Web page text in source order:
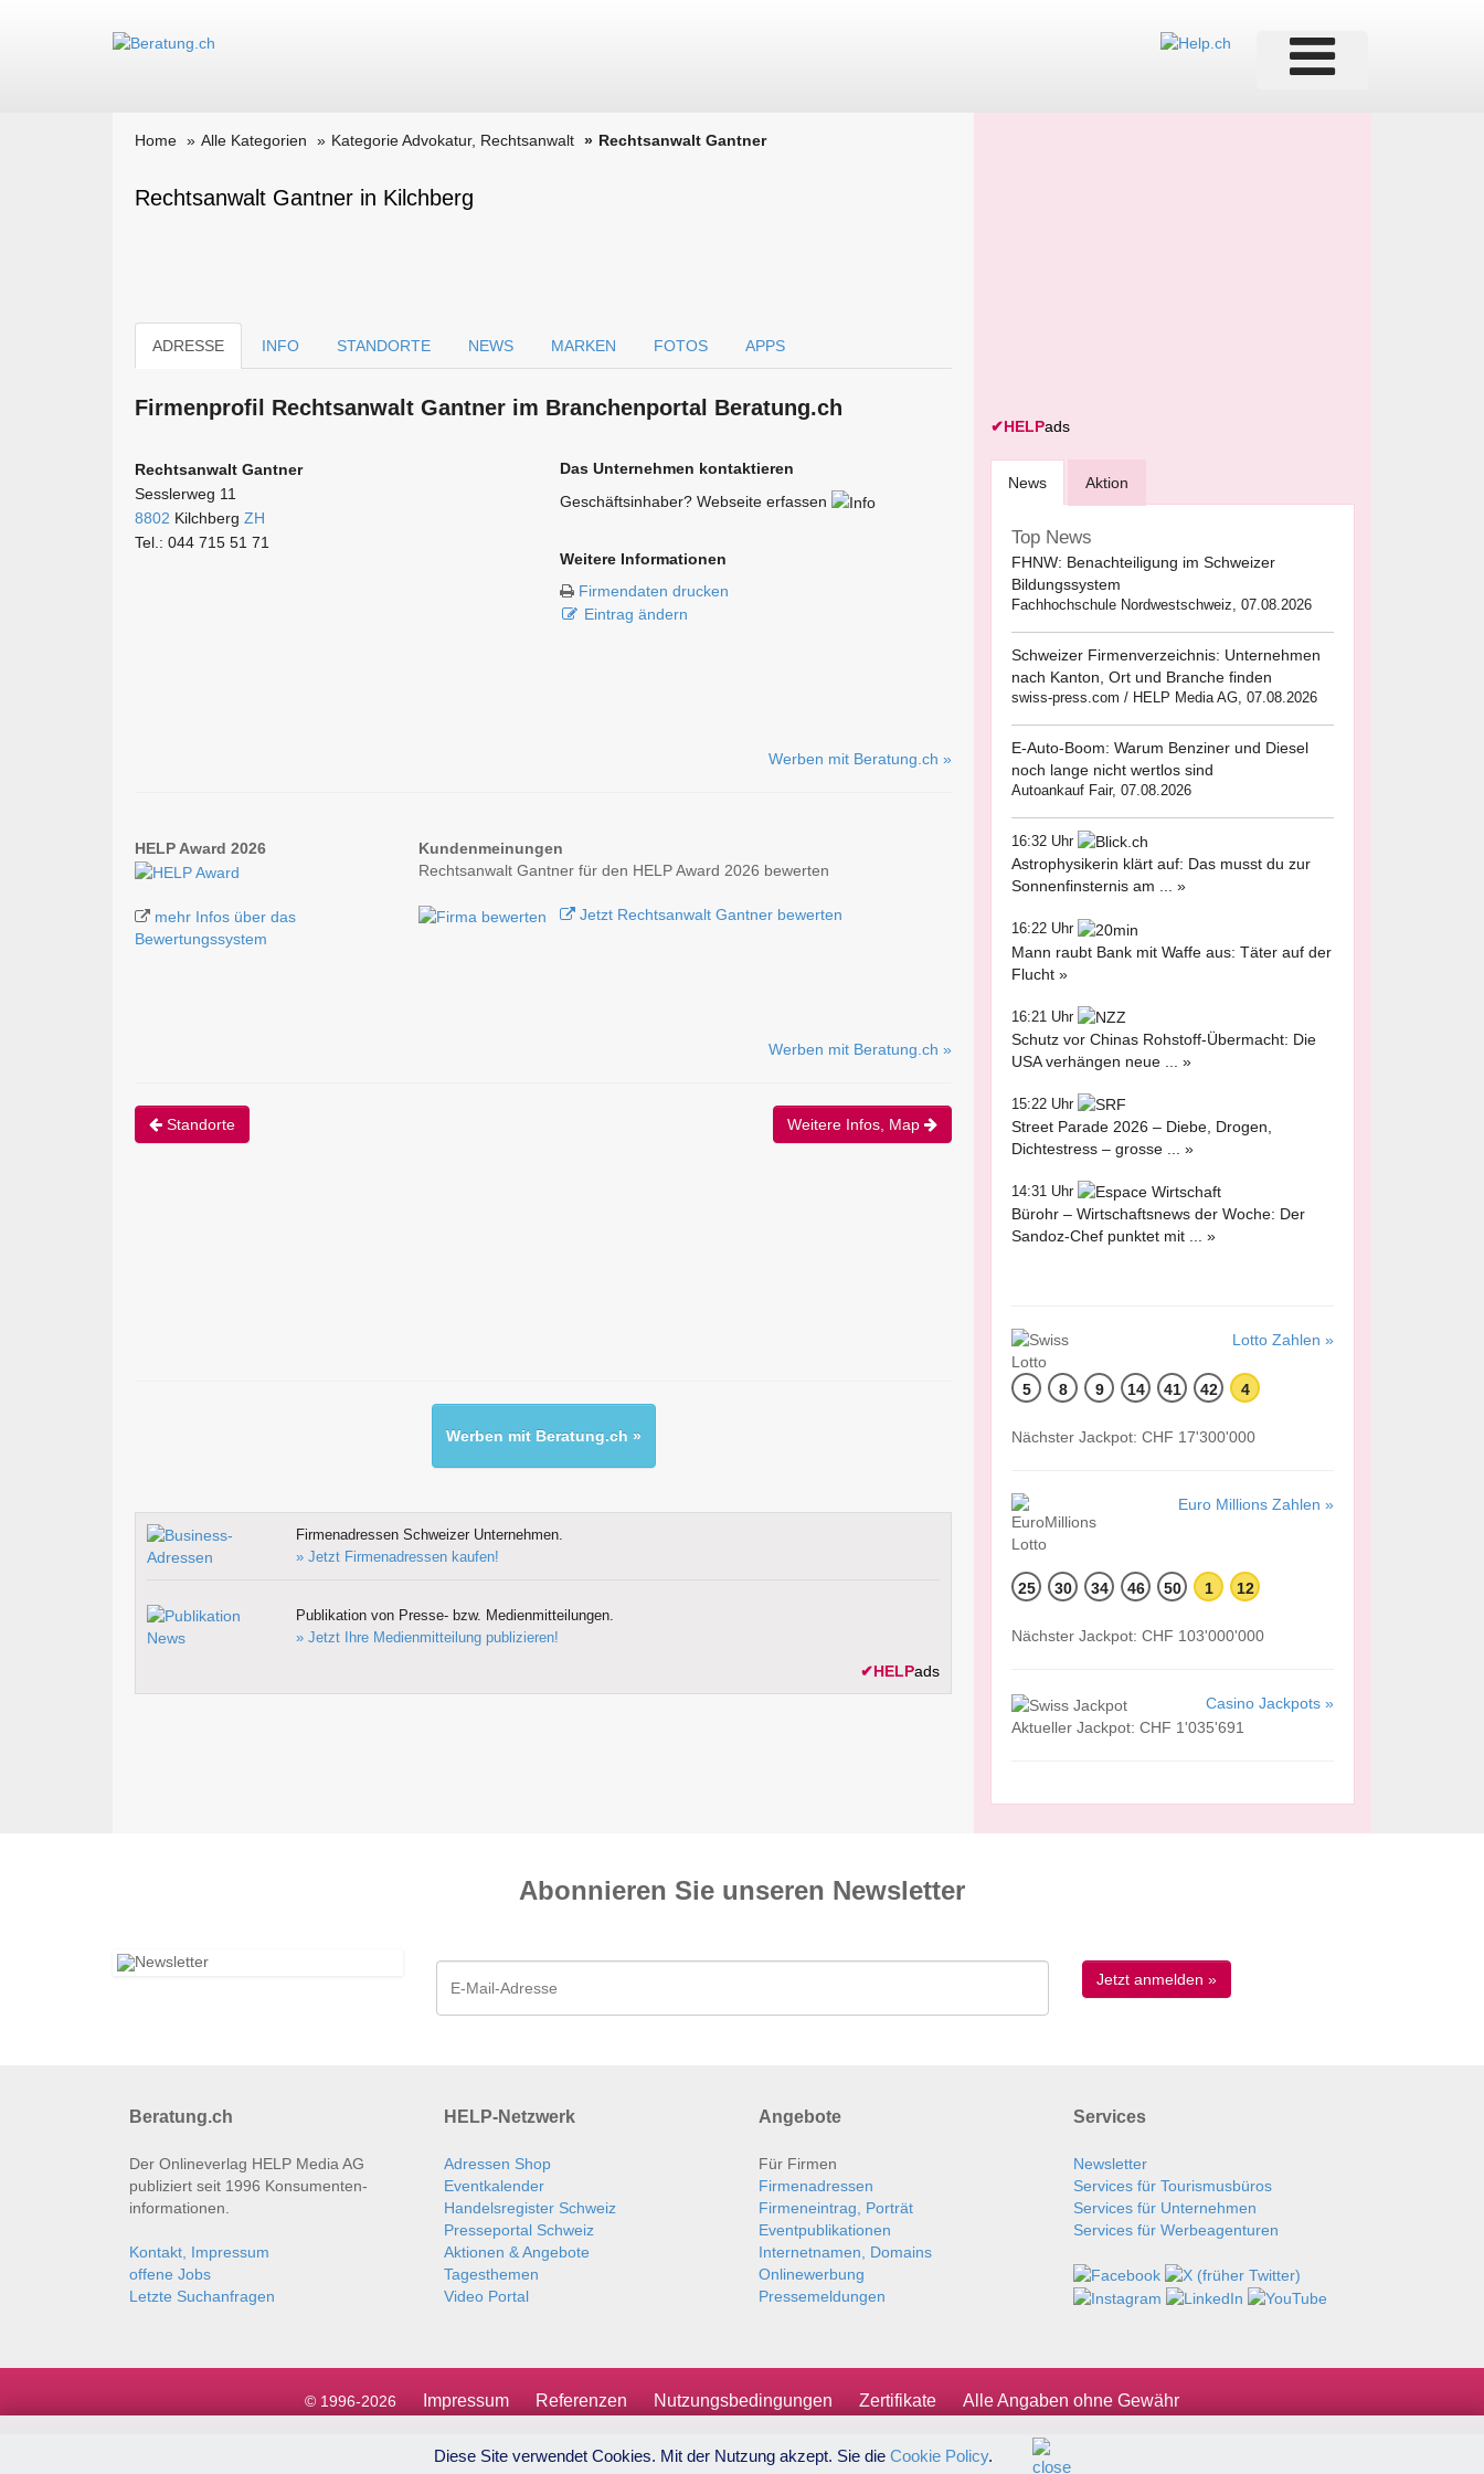
Home Alle Kategorien Kategorie Advokatur, Rechtsanwalt Rechtsanwalt Gantner
Rechtsanwalt Gantner in Kilchberg
ADRESSE INFO STANDORTE NEWS MARKEN FOTOS APPS
Firmen­profil Rechtsanwalt Gantner im Branchen­portal Beratung.ch
Rechtsanwalt Gantner
Sesslerweg 11
8802 Kilchberg ZH
Tel.: 044 715 51 71
Das Unternehmen kontaktieren
Geschäftsinhaber? Webseite erfassen
Weitere Informationen
Firmendaten drucken
Eintrag ändern
Werben mit Beratung.ch »
HELP Award 2026
mehr Infos über das
Bewertungssystem
Kundenmeinungen
Rechtsanwalt Gantner für den HELP Award 2026 bewerten
Jetzt Rechtsanwalt Gantner bewerten
Werben mit Beratung.ch »
Standorte Weitere Infos, Map
Werben mit Beratung.ch »
Firmenadressen Schweizer Unternehmen.
» Jetzt Firmenadressen kaufen!
Publikation von Presse- bzw. Medienmitteilungen.
» Jetzt Ihre Medienmitteilung publizieren!
✔HELPads
✔HELPads
News Aktion
Top News
FHNW: Benachteiligung im Schweizer
Bildungssystem
Fachhochschule Nordwestschweiz, 07.08.2026
Schweizer Firmenverzeichnis: Unternehmen
nach Kanton, Ort und Branche finden
swiss-press.com / HELP Media AG, 07.08.2026
E-Auto-Boom: Warum Benziner und Diesel
noch lange nicht wertlos sind
Autoankauf Fair, 07.08.2026
16:32 Uhr
Astrophysikerin klärt auf: Das musst du zur
Sonnenfinsternis am ... »
16:22 Uhr
Mann raubt Bank mit Waffe aus: Täter auf der
Flucht »
16:21 Uhr
Schutz vor Chinas Rohstoff-Übermacht: Die
USA verhängen neue ... »
15:22 Uhr
Street Parade 2026 – Diebe, Drogen,
Dichtestress – grosse ... »
14:31 Uhr
Bürohr – Wirtschaftsnews der Woche: Der
Sandoz-Chef punktet mit ... »
Lotto Zahlen »
5 8 9 14 41 42 4
Nächster Jackpot: CHF 17'300'000
Euro Millions Zahlen »
25 30 34 46 50 1 12
Nächster Jackpot: CHF 103'000'000
Casino Jackpots »
Aktueller Jackpot: CHF 1'035'691
Abonnieren Sie unseren News­letter
Beratung.ch
Der Onlineverlag HELP Media AG
publiziert seit 1996 Konsumenten­
informationen.
Kontakt, Impressum
offene Jobs
Letzte Suchanfragen
HELP-Netzwerk
Adressen Shop
Eventkalender
Handelsregister Schweiz
Presseportal Schweiz
Aktionen & Angebote
Tagesthemen
Video Portal
Angebote
Für Firmen
Firmenadressen
Firmeneintrag, Porträt
Eventpublikationen
Internetnamen, Domains
Onlinewerbung
Pressemeldungen
Services
Newsletter
Services für Tourismusbüros
Services für Unternehmen
Services für Werbeagenturen
© 1996-2026 Impressum Referenzen Nutzungsbedingungen Zertifikate Alle Angaben ohne Gewähr
Diese Site verwendet Cookies. Mit der Nutzung akzept. Sie die Cookie Policy.